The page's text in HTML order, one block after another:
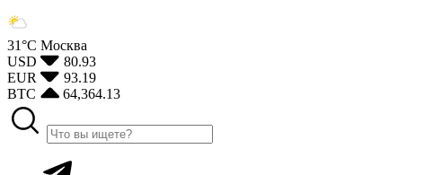
31°С Москва
USD
80.93
EUR
93.19
BTC
64,364.13